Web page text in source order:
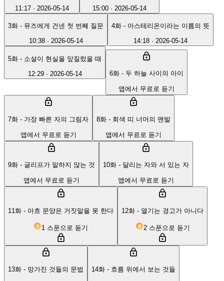
11:17· 2026-05-14 15:00 · 2026-05-14
3화 - 뮤즈에게 건넨 첫 번째 질문
10:38· 2026-05-14
4화 - 아스테리온이라는 이름의 뜻
14:18 · 2026-05-14
5화 - 소설이 현실을 앞질렀을 때
12:29· 2026-05-14 6화 - 두 하늘 사이의 아이
앱에서 무료로 듣기
7화 - 가장 빠른 자의 그림자
앱에서 무료로 듣기
8화 - 회색 띠 너머의 맨발
앱에서 무료로 듣기
9화 - 글리프가 말하지 않는 것
앱에서 무료로 듣기
10화 - 달리는 자와 서 있는 자
앱에서 무료로 듣기
11화 - 아흐 문양은 거짓말을 못 한다
1 스푼으로 듣기
12화 - 열기는 경고가 아니다
2 스푼으로 듣기
13화 - 망가진 것들의 문법 14화 - 흐름 위에서 보는 것들